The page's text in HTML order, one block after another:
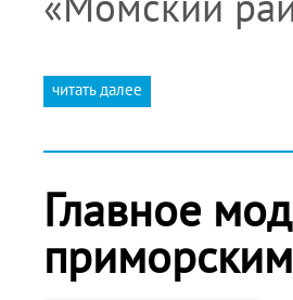
читать далее
Главное